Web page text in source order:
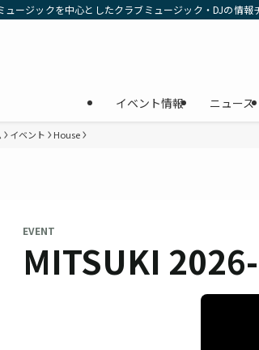
ュージックを中心としたクラブミュージック・DJの情報
イベント情報 ニュース
イベント House
EVENT
MITSUKI